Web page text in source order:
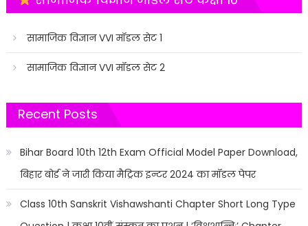
सामाजिक विज्ञान VVI मॉडल सेट 1
सामाजिक विज्ञान VVI मॉडल सेट 2
Recent Posts
Bihar Board 10th 12th Exam Official Model Paper Download,
बिहार बोर्ड ने जारी किया मैट्रिक इन्टर 2024 का मॉडल पेपर
Class 10th Sanskrit Vishawshanti Chapter Short Long Type